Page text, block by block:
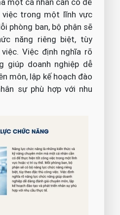
một cá nhân cần có để
trong một lĩnh vực
phòng ban, bộ phận sẽ
năng riêng biệt, tùy
Việc định nghĩa rõ
giúp doanh nghiệp dễ
môn, lập kế hoạch đào
sự phù hợp với nhu